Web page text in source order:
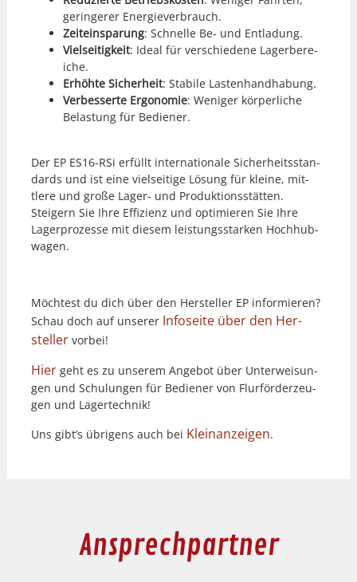
gerin­ger­er Energie­ver­brauch.
Zeit­einsparung: Schnelle Be- und Ent­ladung.
Viel­seit­igkeit: Ide­al für ver­schiedene Lager­bere­
iche.
Erhöhte Sicher­heit: Sta­bile Las­ten­hand­habung.
Verbesserte Ergonomie: Weniger kör­per­liche
Belas­tung für Bedi­ener.
Der EP ES16-RSi erfüllt inter­na­tionale Sicher­heits­stan­
dards und ist eine viel­seit­ige Lösung für kleine, mit­
tlere und große Lager- und Pro­duk­tion­sstät­ten.
Steigern Sie Ihre Effizienz und opti­mieren Sie Ihre
Lager­prozesse mit diesem leis­tungsstarken Hochhub­
wa­gen.
Möcht­est du dich über den Her­steller EP informieren?
Schau doch auf unser­er Info­s­eite über den Her­
stellervor­bei!
Hiergeht es zu unserem Ange­bot über Unter­weisun­
gen und Schu­lun­gen für Bedi­ener von Flur­förderzeu­
gen und Lagertech­nik!
Uns gibt’s übri­gens auch bei Kleinanzeigen.
Ansprechpartner